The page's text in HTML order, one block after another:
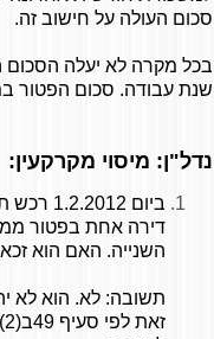
סכום העולה על חישוב זה.
שנת עבודה. סכום הפטור במקרה פטירה
נדל"ן: מיסוי מקרקעין:
השנייה. האם הוא
תשובה: לא. הוא לא